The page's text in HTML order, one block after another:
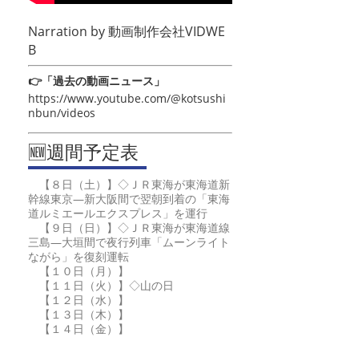
Narration by動画制作会社VIDWE
B
👉「過去の動画ニュース」
https://www.youtube.com/@kotsushi
nbun/videos
🆕週間予定表
【８日（土）】◇ＪＲ東海が東海道新
幹線東京―新大阪間で翌朝到着の「東海
道ルミエールエクスプレス」を運行
【９日（日）】◇ＪＲ東海が東海道線
三島―大垣間で夜行列車「ムーンライト
ながら」を復刻運転
【１０日（月）】
【１１日（火）】◇山の日
【１２日（水）】
【１３日（木）】
【１４日（金）】